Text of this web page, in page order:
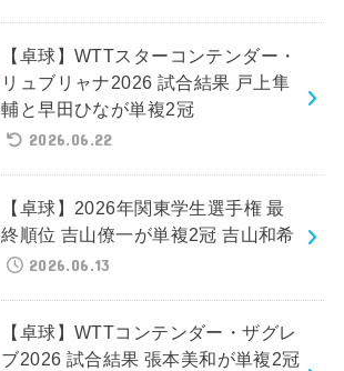
【卓球】WTTスターコンテンダー・
リュブリャナ2026 試合結果 戸上隼
輔と早田ひなが単複2冠
2026.06.22
【卓球】2026年関東学生選手権 最
終順位 吉山僚一が単複2冠 吉山和希
2026.06.13
【卓球】WTTコンテンダー・ザグレ
ブ2026 試合結果 張本美和が単複2冠